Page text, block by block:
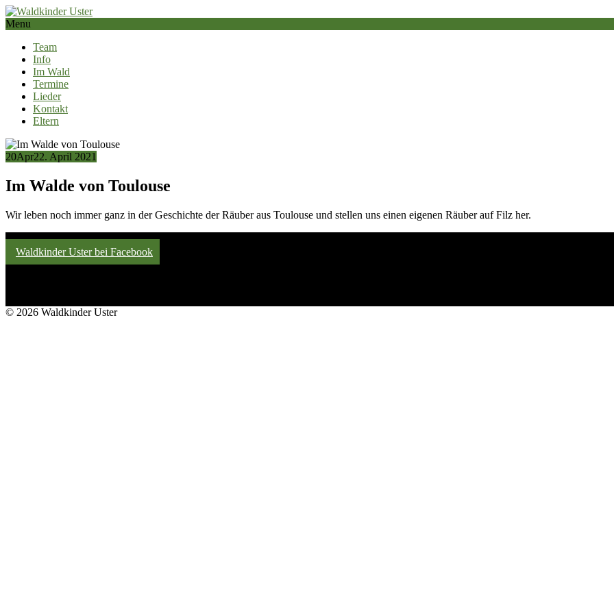
Menu
Team
Info
Im Wald
Termine
Lieder
Kontakt
Eltern
20Apr22. April 2021
Im Walde von Toulouse
Wir leben noch immer ganz in der Geschichte der Räuber aus Toulouse und stellen uns einen eigenen Räuber auf Filz her.
Waldkinder Uster bei Facebook
© 2026 Waldkinder Uster